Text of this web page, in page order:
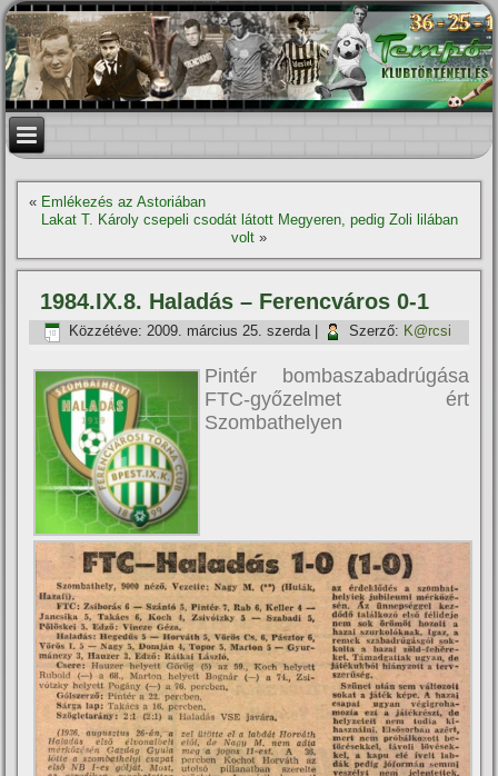
« Emlékezés az Astoriában
Lakat T. Károly csepeli csodát látott Megyeren, pedig Zoli lilában
volt »
1984.IX.8. Haladás – Ferencváros 0-1
Közzétéve: 2009. március 25. szerda| Szerző: K@rcsi
Pintér bombaszabadrúgása
FTC-győzelmet ért
Szombathelyen